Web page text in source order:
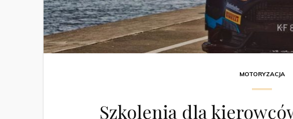
MOTORYZACJA
Szkolenia dla